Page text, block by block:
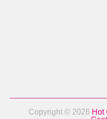
Copyright © 2026 Hot